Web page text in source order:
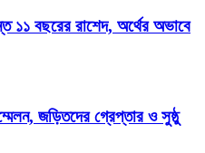
১১ বছরের রাশেদ, অর্থের অভাবে
জড়িতদের গ্রেপ্তার ও সুষ্ঠু